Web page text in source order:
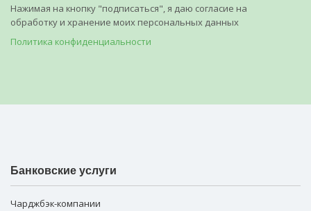
Нажимая на кнопку "подписаться", я даю согласие на
обработку и хранение моих персональных данных
Политика конфиденциальности
Банковские услуги
Чарджбэк-компании